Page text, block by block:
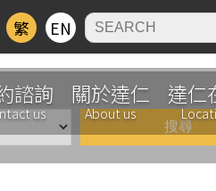
繁 EN
諮詢
us
關於達仁
About us
達仁